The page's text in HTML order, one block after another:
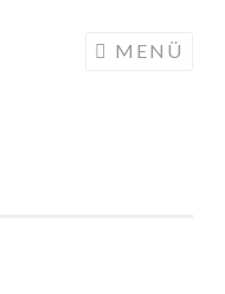
MENÜ